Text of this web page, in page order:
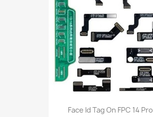
Face Id Tag On FPC 14 Pro